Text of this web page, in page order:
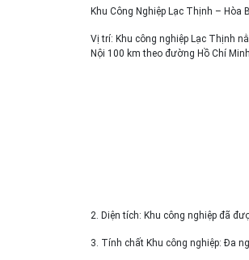
Khu Công Nghiệp Lạc Thịnh – Hòa
Vị trí: Khu công nghiệp Lạc Thịnh
Nội 100 km theo đường Hồ Chí
2. Diện tích: Khu công nghiệp đã
3. Tính chất Khu công nghiệp: Đa